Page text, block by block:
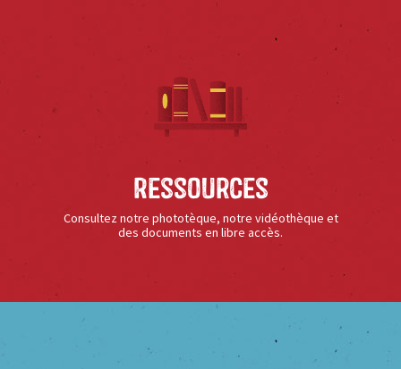
Ressources
Consultez notre phototèque, notre vidéothèque et
des documents en libre accès.